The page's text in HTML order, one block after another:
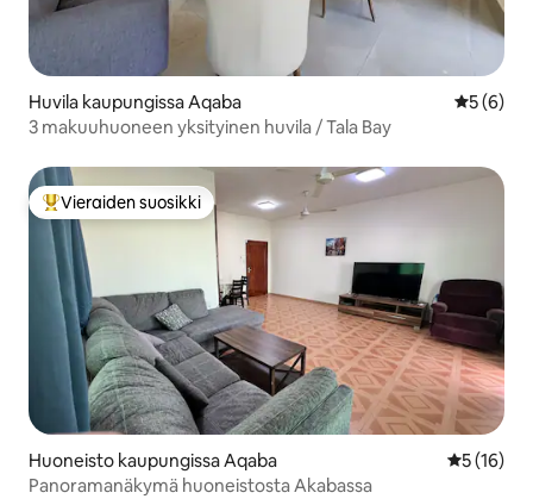
Huvila kaupungissa Aqaba
5 (6)
3 makuuhuoneen yksityinen huvila / Tala Bay
Vieraiden suosikkien parhaimmistoa
Vieraiden suosikki
Huoneisto kaupungissa Aqaba
5 (16)
Panoramanäkymä huoneistosta Akabassa